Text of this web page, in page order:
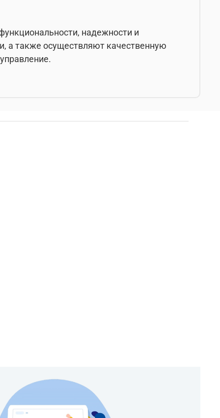
надежности и
а также осуществляют качественную